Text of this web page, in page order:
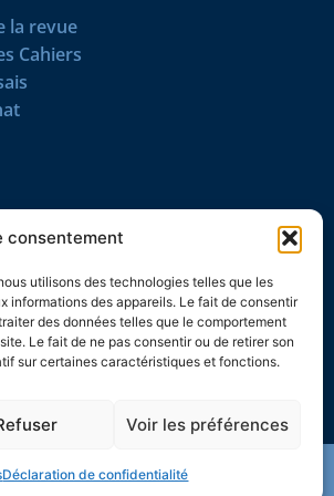
consentement
utilisons des technologies telles que les
informations des appareils. Le fait de consentir
des données telles que le comportement
Le fait de ne pas consentir ou de retirer son
sur certaines caractéristiques et fonctions.
Voir les préférences
Déclaration de confidentialité
la revue
Cahiers